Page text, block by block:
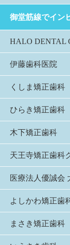
御堂筋線でイン
HALO DENTAL
伊藤歯科医院
くしま矯正歯科
ひらき矯正歯科
木下矯正歯科
天王寺矯正歯科
医療法人優誠会
よしかわ矯正歯
まさき矯正歯科